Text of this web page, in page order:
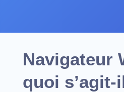
Navigateur
quoi s’agit-